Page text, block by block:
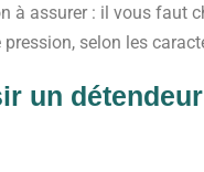
à assurer : il vous faut
selon les
un